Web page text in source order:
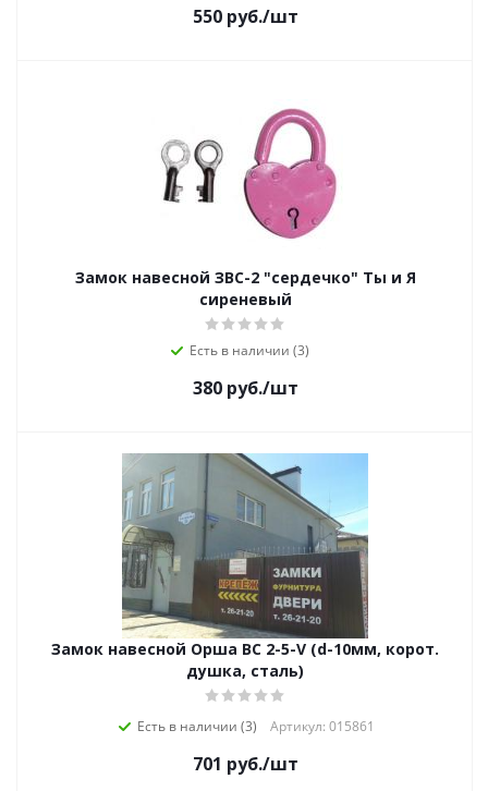
550руб./шт
Замок навесной ЗВС-2 "сердечко" Ты и Я
сиреневый
Есть в наличии (3)
380руб./шт
Замок навесной Орша ВС 2-5-V (d-10мм, корот.
душка, сталь)
Есть в наличии (3) Артикул: 015861
701 руб./шт